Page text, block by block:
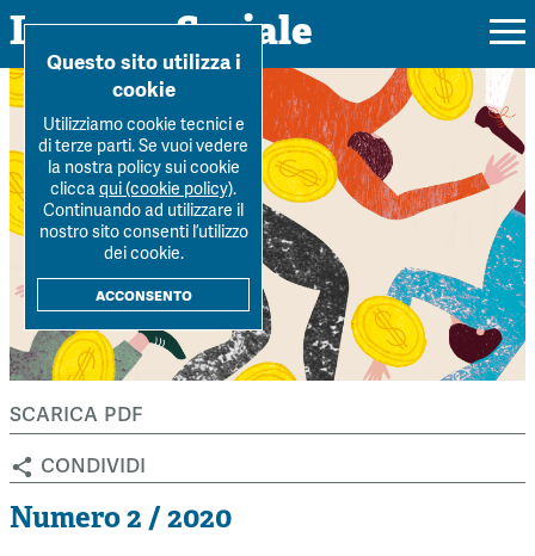
Impresa Sociale
Rivista
Ultimo numero
La Rivista
Submission
Colophon
Autori
Archivio
Argomenti
Forum
Forum
Tutti gli articoli
Autori
Argomenti
Dossier
Tutti i dossier
Workshop Impresa Sociale 2021
Chi siamo
Contatti
Sostienici
Home Numero-2-2020
sanitario di comunit...
scarica pdf
condividi
Numero 2 / 2020
Questo sito utilizza i
cookie
Utilizziamo cookie tecnici e
di terze parti. Se vuoi vedere
la nostra policy sui cookie
cliccaqui (cookie policy).
Continuando ad utilizzare il
nostro sito consenti l’utilizzo
dei cookie.
acconsento